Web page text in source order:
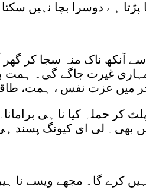
ہے دوسرا بچا نہیں
آنکھ ناک منہ سجا کر
غیرت جاگے گی۔ ہمت
آخر میں عزت نفس ، ہمت،
کر حملہ کیا نا ہی
بھی۔ لی ای کیونگ پسند
نہیں کرے گا۔ مجھے ویسے